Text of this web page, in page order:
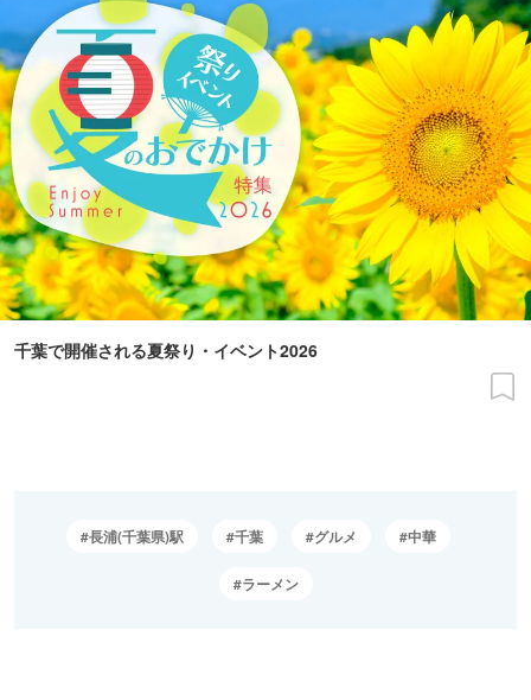
千葉で開催される夏祭り・イベント2026
長浦(千葉県)駅 千葉 グルメ 中華
ラーメン